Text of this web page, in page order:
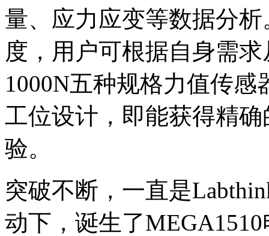
量、应力应变等数据分
度，用户可根据自身需
1000N五种规格力值传
工位设计，即能获得精
验。
突破不断，一直是
动下，诞生了